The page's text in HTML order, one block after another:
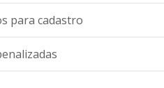
para cadastro